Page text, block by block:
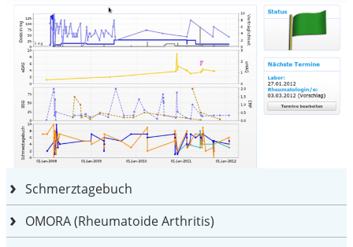
Schmerztagebuch
OMORA (Rheumatoide Arthritis)